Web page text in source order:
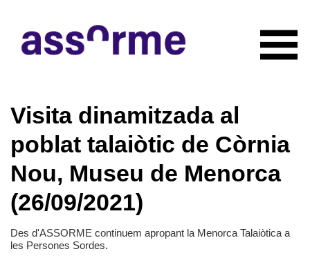
NOTICIAS
CONÓCENOS
Quiénes somos
Organigrama
Actividades
Documentación
RECURSOS
CONTACTO
Visita dinamitzada al
poblat talaiòtic de Còrnia
Nou, Museu de Menorca
(26/09/2021)
Des d'ASSORME continuem apropant la Menorca Talaiòtica a
les Persones Sordes.